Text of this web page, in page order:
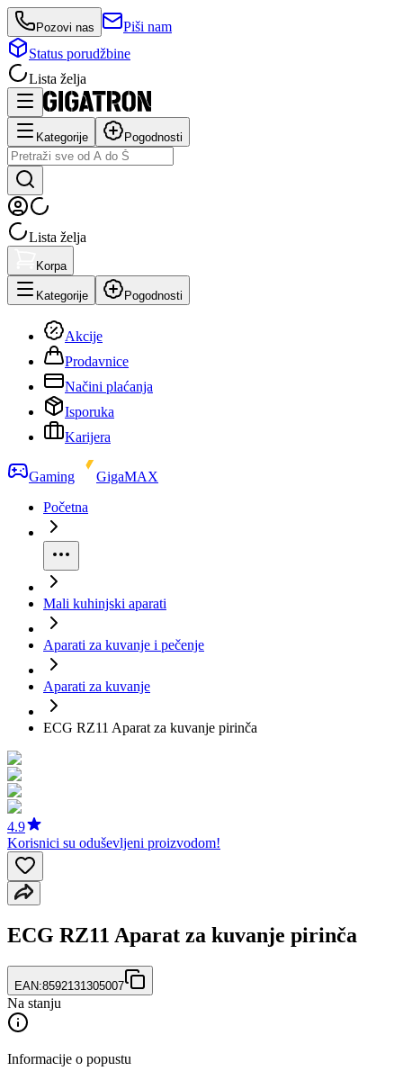
Pozovi nas
Piši nam
Status porudžbine
Lista želja
Kategorije Pogodnosti
Lista želja
Korpa
Kategorije Pogodnosti
Akcije
Prodavnice
Načini plaćanja
Isporuka
Karijera
Gaming
GigaMAX
Početna
Mali kuhinjski aparati
Aparati za kuvanje i pečenje
Aparati za kuvanje
ECG RZ11 Aparat za kuvanje pirinča
4.9
Korisnici su oduševljeni proizvodom!
ECG RZ11 Aparat za kuvanje pirinča
EAN:8592131305007
Na stanju
Informacije o popustu